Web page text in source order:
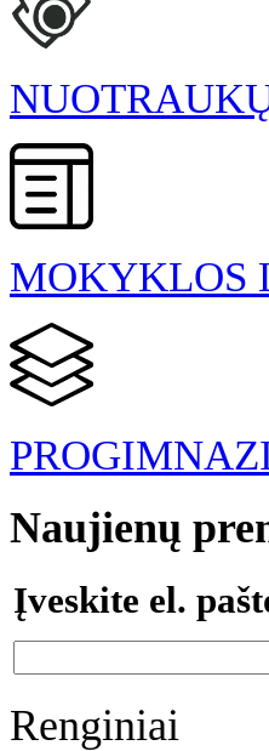
MOKYKLOS
Naujienų
Įveskite el.
Renginiai